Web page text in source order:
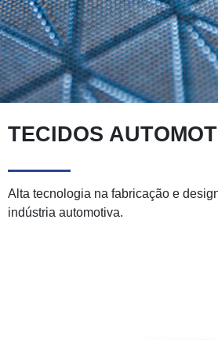
GRUPO
RESPONSABILIDADE SOCIAL
EXTRANET
TECIDOS
Alta tecnologia na fabricação e
indústria automotiva.